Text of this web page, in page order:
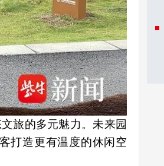
旅的多元魅力。未来园
打造更有温度的休闲空